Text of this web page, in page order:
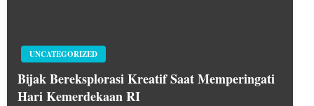
UNCATEGORIZED
Bijak Bereksplorasi Kreatif Saat Memperingati
Hari Kemerdekaan RI